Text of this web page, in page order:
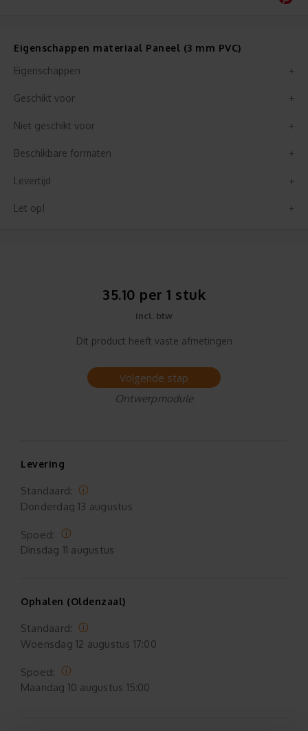
Eigenschappen materiaal Paneel (3 mm PVC)
Eigenschappen
Geschikt voor
Niet geschikt voor
Beschikbare formaten
Levertijd
Let op!
35.10 per 1 stuk
incl. btw
Dit product heeft vaste afmetingen
Volgende stap
Ontwerpmodule
Levering
Standaard:
Donderdag 13 augustus
Spoed:
Dinsdag 11 augustus
Ophalen (Oldenzaal)
Standaard:
Woensdag 12 augustus 17:00
Spoed:
Maandag 10 augustus 15:00